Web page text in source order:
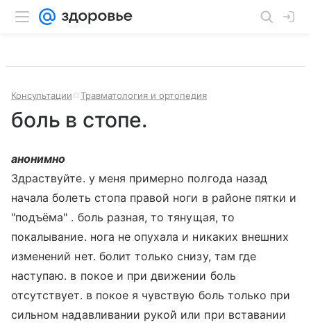
Консультации Травматология и ортопедия
боль в стопе.
анонимно
Здраствуйте. у меня примерно полгода назад
начала болеть стопа правой ноги в районе пятки и
"подъёма" . боль разная, то тянущая, то
покалывание. нога не опухала и никаких внешних
изменений нет. болит только снизу, там где
наступаю. в покое и при движении боль
отсутствует. в покое я чувствую боль только при
сильном надавливании рукой или при вставании